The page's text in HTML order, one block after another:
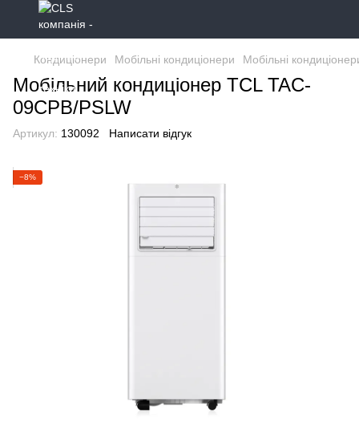
Кондиціонери Мобільні кондиціонери Мобільні
Мобільний кондиціонер TCL TAC-
09CPB/PSLW
Артикул: 130092 Написати відгук
−8%